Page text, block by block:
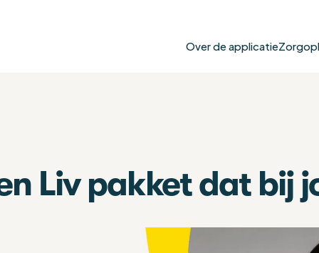
Over de applicatie
Liv pakket dat bij